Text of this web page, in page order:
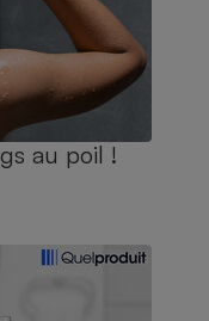
au poil !